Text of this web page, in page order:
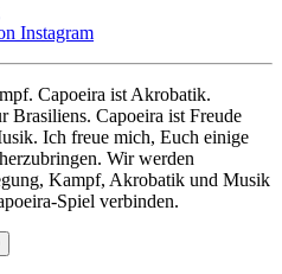
Capoeira ist Akrobatik.
Brasiliens. Capoeira ist Freude
Ich freue mich, Euch einige
Wir werden
Kampf, Akrobatik und Musik
Spiel verbinden.